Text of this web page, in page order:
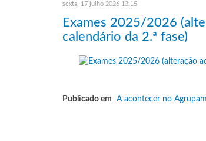
sexta, 17 julho 2026 13:15
Exames 2025/2026
calendário da 2.ª fase)
Publicado em A acontecer no